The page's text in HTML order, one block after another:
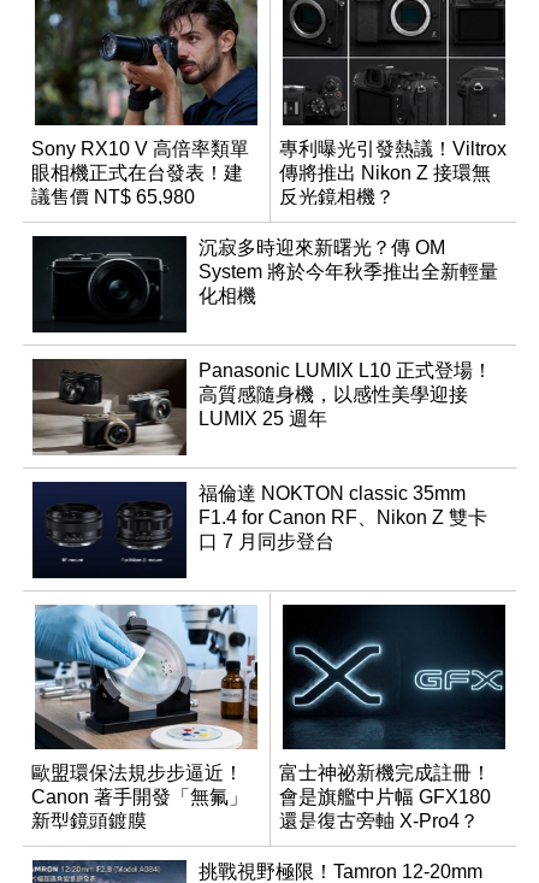
Sony RX10 V 高倍率類單
眼相機正式在台發表！建
議售價 NT$ 65,980
專利曝光引發熱議！Viltrox
傳將推出 Nikon Z 接環無
反光鏡相機？
沉寂多時迎來新曙光？傳 OM
System 將於今年秋季推出全新輕量
化相機
Panasonic LUMIX L10 正式登場！
高質感隨身機，以感性美學迎接
LUMIX 25 週年
福倫達 NOKTON classic 35mm
F1.4 for Canon RF、Nikon Z 雙卡
口 7 月同步登台
歐盟環保法規步步逼近！
Canon 著手開發「無氟」
新型鏡頭鍍膜
富士神祕新機完成註冊！
會是旗艦中片幅 GFX180
還是復古旁軸 X-Pro4？
挑戰視野極限！Tamron 12-20mm